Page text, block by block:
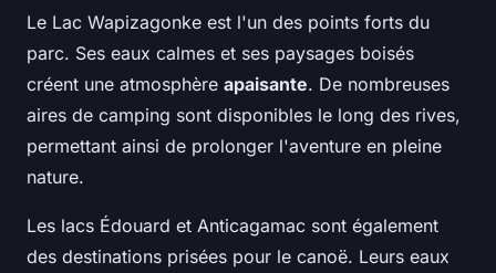
Le Lac Wapizagonke est l'un des points forts du
parc. Ses eaux calmes et ses paysages boisés
créent une atmosphère apaisante. De nombreuses
aires de camping sont disponibles le long des rives,
permettant ainsi de prolonger l'aventure en pleine
nature.
Les lacs Édouard et Anticagamac sont également
des destinations prisées pour le canoë. Leurs eaux